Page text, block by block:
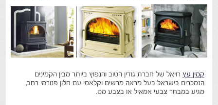
קמין עץ רויאל של חברת גודין הטוב והנפוץ ביותר מבין הקמינים
הנמכרים בישראל בעל מראה מרשים וקלאסי עם חלון פנורמי רחב,
מגיע במבחר צבעי אמאיל או בצבע מט.